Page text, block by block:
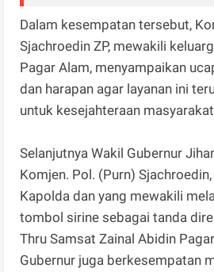
Dalam kesempatan tersebut,
Sjachroedin ZP, mewakili
Pagar Alam, menyampaikan
dan harapan agar layanan ini
untuk kesejahteraan
Selanjutnya Wakil Gubernur
Komjen. Pol. (Purn)
Kapolda dan yang mewakili
tombol sirine sebagai tanda
Thru Samsat Zainal Abidin
Gubernur juga berkesempatan